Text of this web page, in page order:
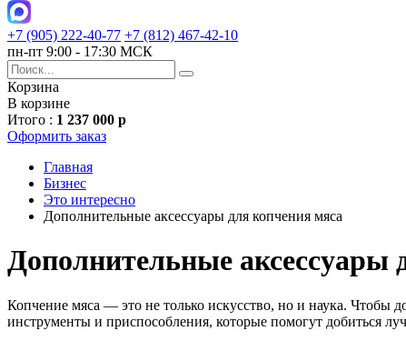
+7 (905) 222-40-77 +7 (812) 467-42-10
пн-пт 9:00 - 17:30 МСК
Корзина
В корзине
Итого : 1 237 000 р
Оформить заказ
Главная
Бизнес
Это интересно
Дополнительные аксессуары для копчения мяса
Дополнительные аксессуары
Копчение мяса — это не только искусство, но и наука. Чтобы
инструменты и приспособления, которые помогут добиться